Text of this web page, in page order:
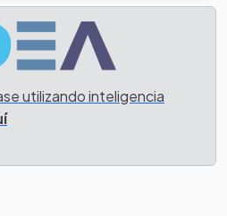
utilizando inteligencia